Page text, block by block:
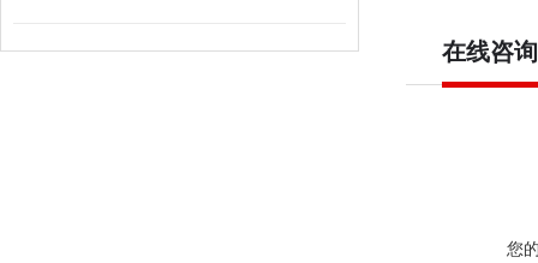
在线咨询
您